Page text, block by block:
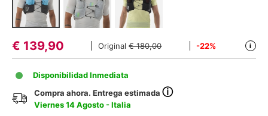
€ 139,90 Original€ 180,00 -22% i
Disponibilidad Inmediata
Compra ahora. Entrega estimadaⓘ
Viernes 14 Agosto - Italia